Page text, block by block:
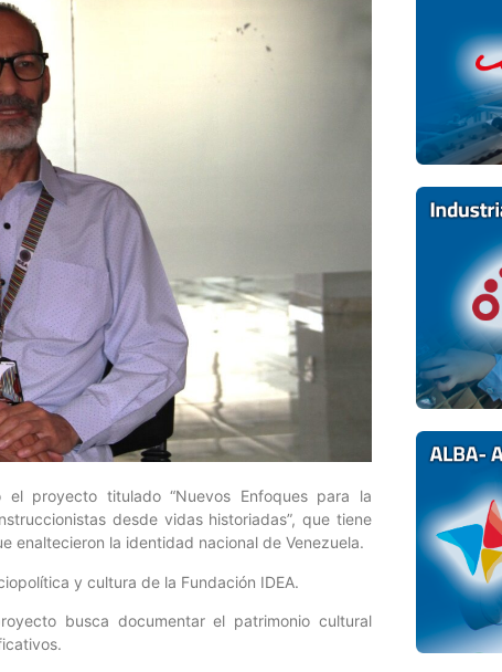
el proyecto titulado “Nuevos Enfoques para la
desde vidas historiadas”, que tiene
enaltecieron la identidad nacional de Venezuela.
y cultura de la Fundación IDEA.
busca documentar el patrimonio cultural